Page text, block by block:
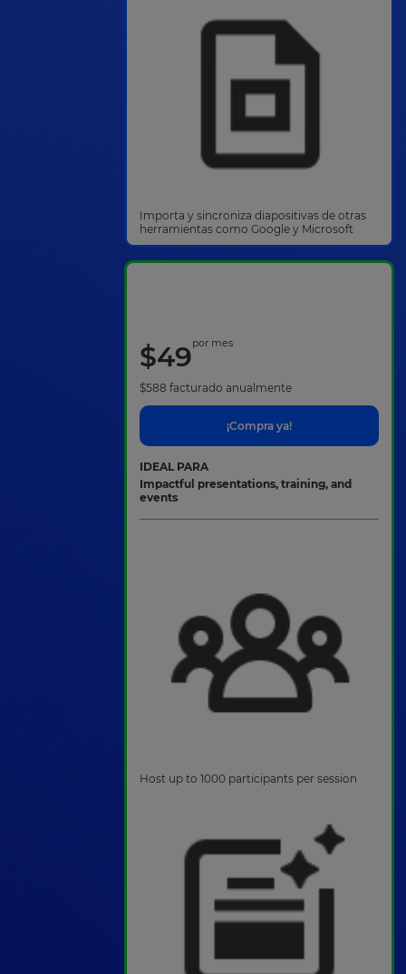
Importa y sincroniza diapositivas de otras
herramientas como Google y Microsoft
$49por mes
$588 facturado anualmente
¡Compra ya!
IDEAL PARA
Impactful presentations, training, and
events
Host up to 1000 participants per session